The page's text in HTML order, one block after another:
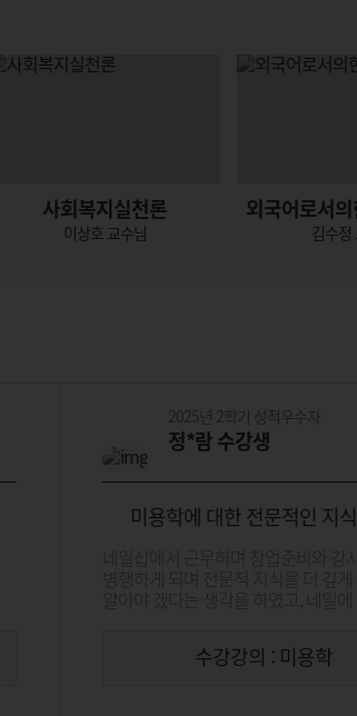
사회복지실천론
이상호 교수님
외국어로서
김수정
2025년 2학기 성적우수자
정*람 수강생
미용학에 대한 전문적인 지
네일샵에서 근무하며 창업준비와 강
병행하게 되며 전문적 지식을 더 깊게
알아야 겠다는 생각을 하였고, 네일에
수강강의 : 미용학